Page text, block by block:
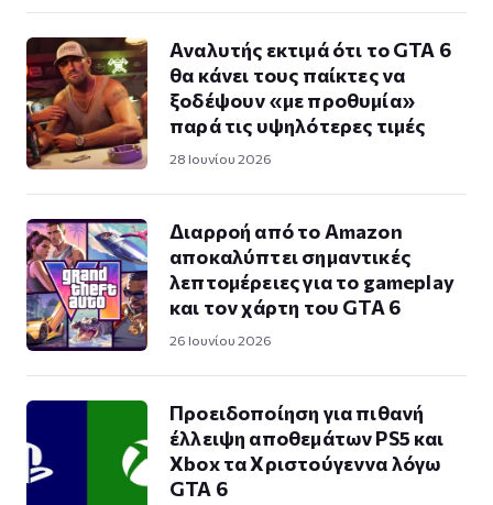
Αναλυτής εκτιμά ότι το GTA 6
θα κάνει τους παίκτες να
ξοδέψουν «με προθυμία»
παρά τις υψηλότερες τιμές
28 Ιουνίου 2026
Διαρροή από το Amazon
αποκαλύπτει σημαντικές
λεπτομέρειες για το gameplay
και τον χάρτη του GTA 6
26 Ιουνίου 2026
Προειδοποίηση για πιθανή
έλλειψη αποθεμάτων PS5 και
Xbox τα Χριστούγεννα λόγω
GTA 6